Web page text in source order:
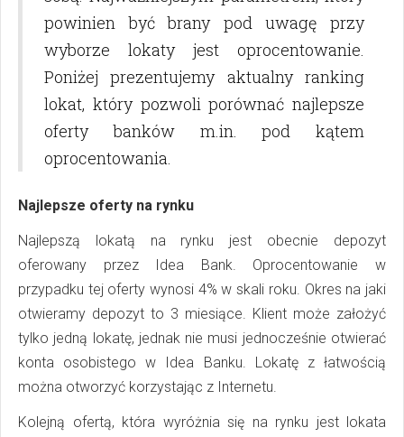
powinien być brany pod uwagę przy
wyborze lokaty jest oprocentowanie.
Poniżej prezentujemy aktualny ranking
lokat, który pozwoli porównać najlepsze
oferty banków m.in. pod kątem
oprocentowania.
Najlepsze oferty na rynku
Najlepszą lokatą na rynku jest obecnie depozyt
oferowany przez Idea Bank. Oprocentowanie w
przypadku tej oferty wynosi 4% w skali roku. Okres na jaki
otwieramy depozyt to 3 miesiące. Klient może założyć
tylko jedną lokatę, jednak nie musi jednocześnie otwierać
konta osobistego w Idea Banku. Lokatę z łatwością
można otworzyć korzystając z Internetu.
Kolejną ofertą, która wyróżnia się na rynku jest lokata